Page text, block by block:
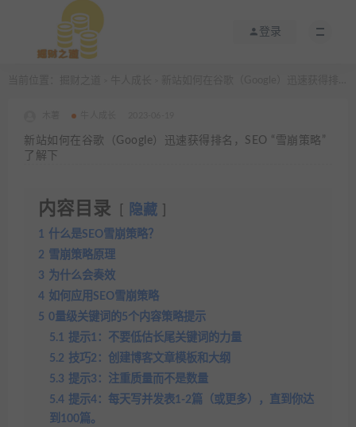
登录
新站如何在谷歌（Google）迅速获得排名，SEO “雪崩策略”
了解下
内容目录 隐藏
1 什么是SEO雪崩策略？
2 雪崩策略原理
3 为什么会奏效
4 如何应用SEO雪崩策略
5 0量级关键词的5个内容策略提示
5.1 提示1：不要低估长尾关键词的力量
5.2 技巧2：创建博客文章模板和大纲
5.3 提示3：注重质量而不是数量
5.4 提示4：每天写并发表1-2篇（或更多），直到你达
到100篇。